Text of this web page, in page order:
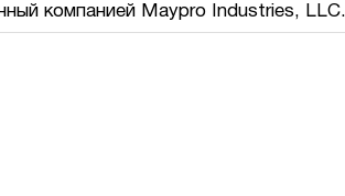
компанией Maypro Industries, LLC.